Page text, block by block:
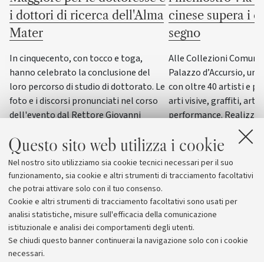
Questo sito web utilizza i cookie
Nel nostro sito utilizziamo sia cookie tecnici necessari per il suo
funzionamento, sia cookie e altri strumenti di tracciamento facoltativi
che potrai attivare solo con il tuo consenso.
Cookie e altri strumenti di tracciamento facoltativi sono usati per
analisi statistiche, misure sull'efficacia della comunicazione
istituzionale e analisi dei comportamenti degli utenti.
Se chiudi questo banner continuerai la navigazione solo con i cookie
necessari.
i dottori di ricerca dell'Alma
Mater
In cinquecento, con tocco e toga,
hanno celebrato la conclusione del
loro percorso di studio di dottorato. Le
foto e i discorsi pronunciati nel corso
dell'evento dal Rettore Giovanni
Elisabetta Tola e dal genetista Guido
Barbujani
cinese supera i
segno
Alle Collezioni
Palazzo d’Accursio,
con oltre 40 artisti e
arti visive, graffiti, arti
performance.
del progetto “ERC
dall’Università di
esposizione di questo